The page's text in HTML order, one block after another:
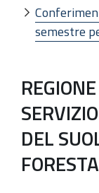
semestre
DEL